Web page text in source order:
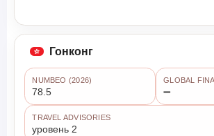
Гонконг
NUMBEO (2026)
78.5
GLOBAL
➖
TRAVEL ADVISORIES
уровень 2